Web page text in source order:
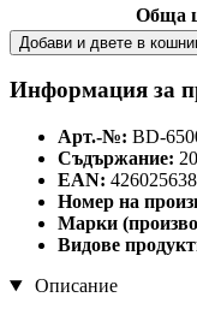
Обща
Добави и двете в
Информация за
Арт.-№: BD-
Съдържание:
EAN:
Номер на
Марки
Видове
Описание